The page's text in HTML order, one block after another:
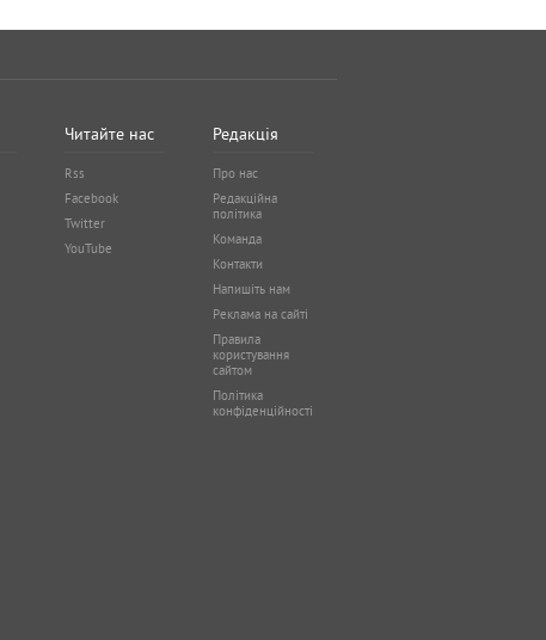
Читайте нас
Rss
Facebook
Twitter
YouTube
Редакція
Про нас
Редакційна
політика
Команда
Контакти
Напишіть нам
Реклама на сайті
Правила
користування
сайтом
Політика
конфіденційності